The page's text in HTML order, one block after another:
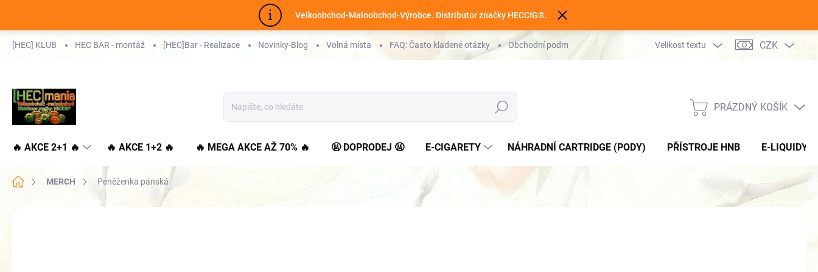
Velkoobchod-Maloobchod-Výrobce. Distributor značky HECCIG®.
[HEC] KLUB HEC BAR - montáž [HEC]Bar - Realizace Novinky-Blog Volná místa FAQ: Často kladené otázky Obchodní podmínky Podmínky ochrany osobních údajů Kontakty
Velikost textu CZK
Hledat
NÁKUPNÍ
PRÁZDNÝ KOŠÍK
🔥 AKCE 2+1 🔥 🔥 AKCE 1+2 🔥 🔥 MEGA AKCE AŽ 70% 🔥 🤬 DOPRODEJ 🤬 E-CIGARETY NÁHRADNÍ CARTRIDGE (PODY) PŘÍSTROJE HNB E-LIQUIDY
Domů MERCH Peněženka pánská